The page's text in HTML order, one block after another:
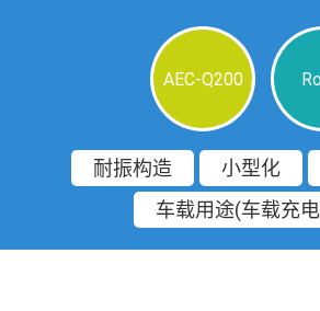
AEC-Q200
耐振构造 小型化
车载用途(车载充